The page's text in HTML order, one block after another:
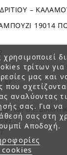
τρίτων για
μας και
που
αναλύοντας
σας. Για να
σας στη
Αποδοχή.
–
19014
Ο.Ε.